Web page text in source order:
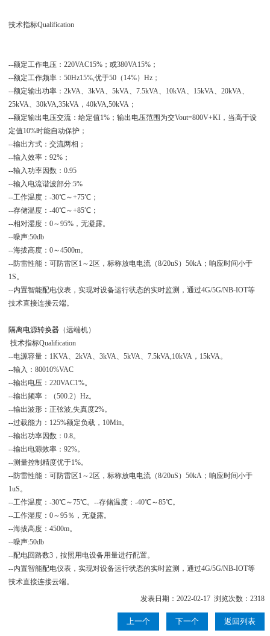
技术指标Qualification
--额定工作电压：220VAC15%；或380VA15%；
--额定工作频率：50Hz15%,优于50（14%）Hz；
--额定输出功率：2kVA、3kVA、5kVA、7.5kVA、10kVA、15kVA、20kVA、
25kVA、30kVA,35kVA，40kVA,50kVA；
--额定输出电压交流：给定值1%；输出电压范围为交Vout=800V+KI，当高于设
定值10%时能自动保护；
--输出方式：交流两相；
--输入效率：92%；
--输入功率因数：0.95
--输入电流谐波部分:5%
--工作温度：-30℃～+75℃；
--存储温度：-40℃～+85℃；
--相对湿度：0～95%，无凝露。
--噪声:50db
--海拔高度：0～4500m。
--防雷性能：可防雷区1～2区，标称放电电流（8/20uS）50kA；响应时间小于
1S。
--内置智能配电仪表，实现对设备运行状态的实时监测，通过4G/5G/NB-IOT等
技术直接连接云端。
隔离电源转换器（远端机）
技术指标Qualification
--电源容量：1KVA、2kVA、3kVA、5kVA、7.5kVA,10kVA，15kVA。
--输入：80010%VAC
--输出电压：220VAC1%。
--输出频率：（500.2）Hz。
--输出波形：正弦波,失真度2%。
--过载能力：125%额定负载，10Min。
--输出功率因数：0.8。
--输出电源效率：92%。
--测量控制精度优于1%。
--防雷性能：可防雷区1～2区，标称放电电流（8/20uS）50kA；响应时间小于
1uS。
--工作温度：-30℃～75℃。--存储温度：-40℃～85℃。
--工作湿度：0～95％，无凝露。
--海拔高度：4500m。
--噪声:50db
--配电回路数3，按照用电设备用量进行配置。
--内置智能配电仪表，实现对设备运行状态的实时监测，通过4G/5G/NB-IOT等
技术直接连接云端。
发表日期：2022-02-17 浏览次数：2318
上一个 下一个 返回列表